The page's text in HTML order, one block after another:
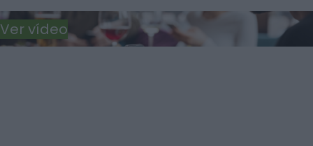
Ver vídeo